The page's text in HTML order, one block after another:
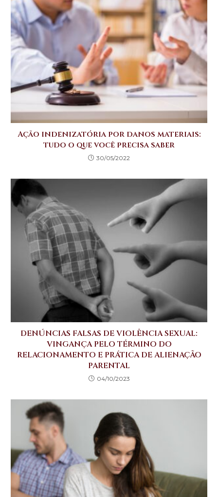
p
p
o
o
k
n
Ação indenizatória por danos materiais:
tudo o que você precisa saber
30/05/2022
DENÚNCIAS FALSAS DE VIOLÊNCIA SEXUAL:
VINGANÇA PELO TÉRMINO DO
RELACIONAMENTO E PRÁTICA DE ALIENAÇÃO
PARENTAL
04/10/2023